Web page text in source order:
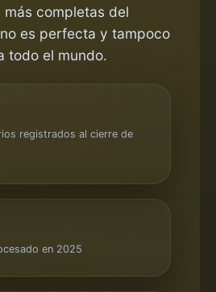
completas del
es perfecta y tampoco
todo el mundo.
registrados al cierre de
en 2025